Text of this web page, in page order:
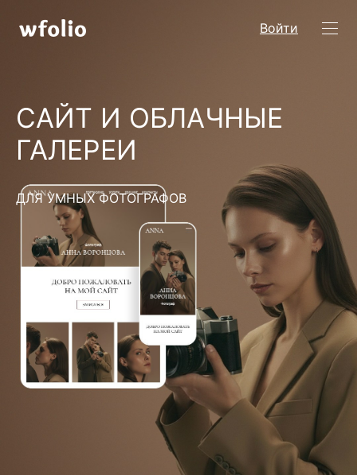
Войти
САЙТ И ОБЛАЧНЫЕ
ГАЛЕРЕИ
ДЛЯ УМНЫХ ФОТОГРАФОВ